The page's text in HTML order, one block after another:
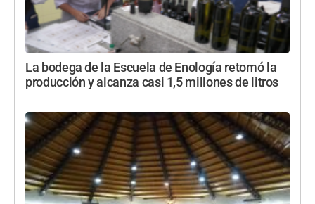
La bodega de la Escuela de Enología retomó la
producción y alcanza casi 1,5 millones de litros